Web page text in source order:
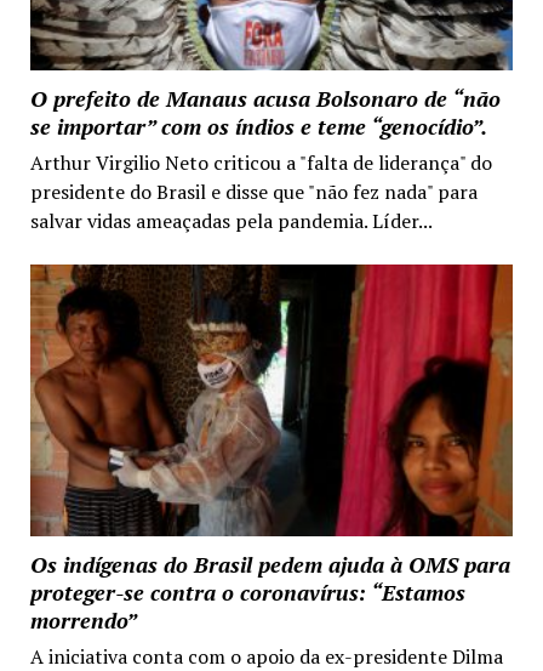
O prefeito de Manaus acusa Bolsonaro de “não
se importar” com os índios e teme “genocídio”.
Arthur Virgilio Neto criticou a "falta de liderança" do
presidente do Brasil e disse que "não fez nada" para
salvar vidas ameaçadas pela pandemia. Líder...
Os indígenas do Brasil pedem ajuda à OMS para
proteger-se contra o coronavírus: “Estamos
morrendo”
A iniciativa conta com o apoio da ex-presidente Dilma